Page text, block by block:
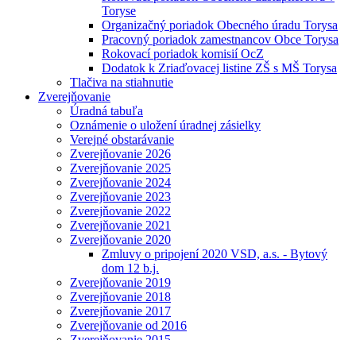
Toryse
Organizačný poriadok Obecného úradu Torysa
Pracovný poriadok zamestnancov Obce Torysa
Rokovací poriadok komisií OcZ
Dodatok k Zriaďovacej listine ZŠ s MŠ Torysa
Tlačiva na stiahnutie
Zverejňovanie
Úradná tabuľa
Oznámenie o uložení úradnej zásielky
Verejné obstarávanie
Zverejňovanie 2026
Zverejňovanie 2025
Zverejňovanie 2024
Zverejňovanie 2023
Zverejňovanie 2022
Zverejňovanie 2021
Zverejňovanie 2020
Zmluvy o pripojení 2020 VSD, a.s. - Bytový
dom 12 b.j.
Zverejňovanie 2019
Zverejňovanie 2018
Zverejňovanie 2017
Zverejňovanie od 2016